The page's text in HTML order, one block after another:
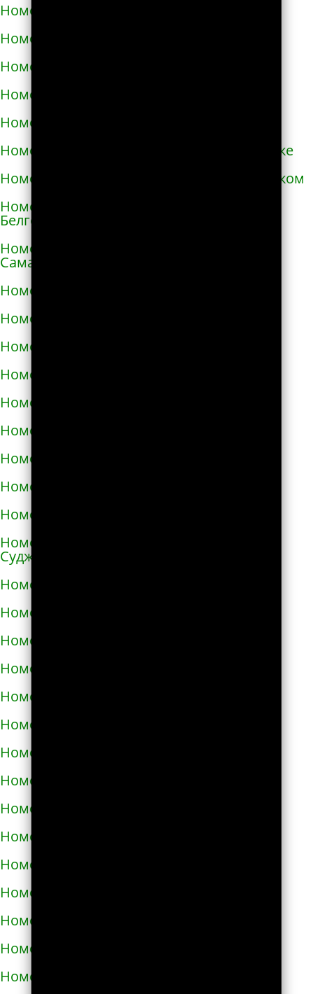
Номера телефонов такси в Алапаевске
Номера телефонов такси в Алатыре
Номера телефонов такси в Алдане
Номера телефонов такси в Алейске
Номера телефонов такси в Александрове
Номера телефонов такси в Александровске
Номера телефонов такси в Александровском
Номера телефонов такси в Алексеевке
Белгородской области
Номера телефонов такси в Алексеевке
Самарской области
Номера телефонов такси в Алексине
Номера телефонов такси в Алупке
Номера телефонов такси в Алуште
Номера телефонов такси в Альметьевске
Номера телефонов такси в Амурске
Номера телефонов такси в Анадыре
Номера телефонов такси в Анапе
Номера телефонов такси в Ангарске
Номера телефонов такси в Андреаполе
Номера телефонов такси в Анжеро-
Судженске
Номера телефонов такси в Аниве
Номера телефонов такси в Анне
Номера телефонов такси в Апатитах
Номера телефонов такси в Апрелевке
Номера телефонов такси в Апшеронске
Номера телефонов такси в Арамиле
Номера телефонов такси в Аргуне
Номера телефонов такси в Ардатове
Номера телефонов такси в Ардоне
Номера телефонов такси в Арзамасе
Номера телефонов такси в Аркадаке
Номера телефонов такси в Армавире
Номера телефонов такси в Армянске
Номера телефонов такси в Арсеньеве
Номера телефонов такси в Арске